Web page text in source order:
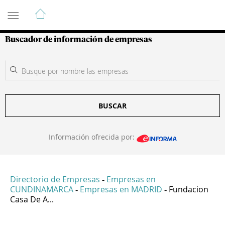
Guía de Empresas Colombianas
Buscador de información de empresas
BUSCAR
Información ofrecida por:
Directorio de Empresas - Empresas en
CUNDINAMARCA - Empresas en MADRID - Fundacion
Casa De A...